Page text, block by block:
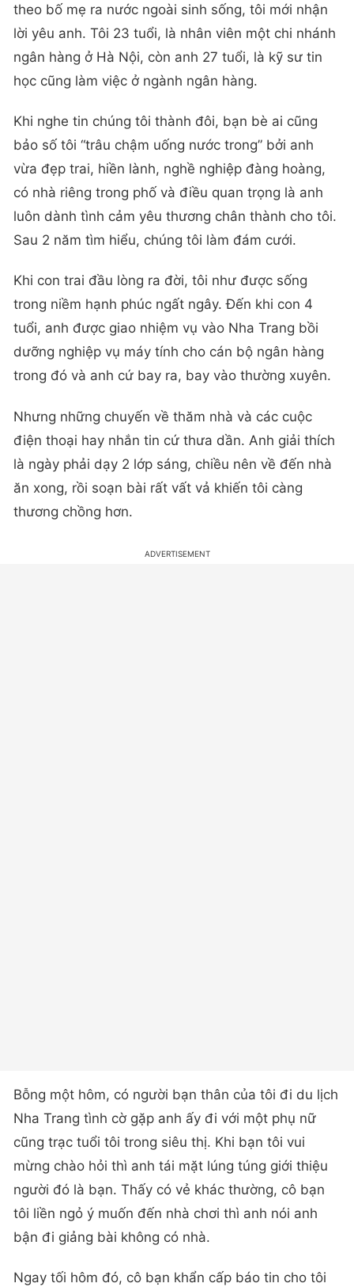
theo bố mẹ ra nước ngoài sinh sống, tôi mới nhận
lời yêu anh. Tôi 23 tuổi, là nhân viên một chi nhánh
ngân hàng ở Hà Nội, còn anh 27 tuổi, là kỹ sư tin
học cũng làm việc ở ngành ngân hàng.
Khi nghe tin chúng tôi thành đôi, bạn bè ai cũng
bảo số tôi “trâu chậm uống nước trong” bởi anh
vừa đẹp trai, hiền lành, nghề nghiệp đàng hoàng,
có nhà riêng trong phố và điều quan trọng là anh
luôn dành tình cảm yêu thương chân thành cho tôi.
Sau 2 năm tìm hiểu, chúng tôi làm đám cưới.
Khi con trai đầu lòng ra đời, tôi như được sống
trong niềm hạnh phúc ngất ngây. Đến khi con 4
tuổi, anh được giao nhiệm vụ vào Nha Trang bồi
dưỡng nghiệp vụ máy tính cho cán bộ ngân hàng
trong đó và anh cứ bay ra, bay vào thường xuyên.
Nhưng những chuyến về thăm nhà và các cuộc
điện thoại hay nhắn tin cứ thưa dần. Anh giải thích
là ngày phải dạy 2 lớp sáng, chiều nên về đến nhà
ăn xong, rồi soạn bài rất vất vả khiến tôi càng
thương chồng hơn.
Bỗng một hôm, có người bạn thân của tôi đi du lịch
Nha Trang tình cờ gặp anh ấy đi với một phụ nữ
cũng trạc tuổi tôi trong siêu thị. Khi bạn tôi vui
mừng chào hỏi thì anh tái mặt lúng túng giới thiệu
người đó là bạn. Thấy có vẻ khác thường, cô bạn
tôi liền ngỏ ý muốn đến nhà chơi thì anh nói anh
bận đi giảng bài không có nhà.
Ngay tối hôm đó, cô bạn khẩn cấp báo tin cho tôi